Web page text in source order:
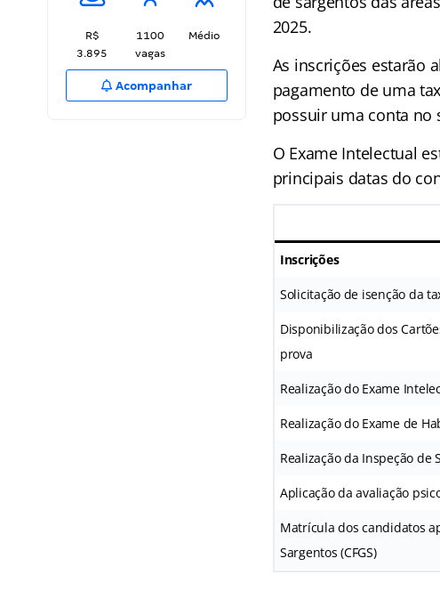
R$
3.895
1100
vagas
Médio
Acompanhar
2025.
As inscrições estarão
pagamento de uma
possuir uma conta no
O Exame Intelectual
principais datas do
Inscrições
Solicitação de isenção da
Disponibilização dos
prova
Realização do Exame
Realização do Exame de
Realização da Inspeção de
Aplicação da avaliação
Matrícula dos candidatos
Sargentos (CFGS)